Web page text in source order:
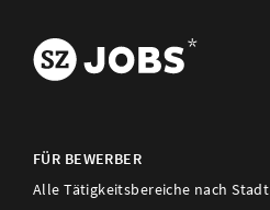
FÜR BEWERBER
Alle Tätigkeitsbereiche nach Stadt